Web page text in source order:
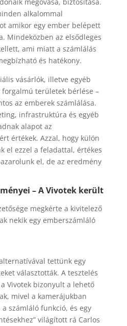
megóvása, biztosítása.
alkalommal
amikor egy ember belépett
Mindeközben az elsődleges
ami miatt a számlálás
és hatékony.
vásárlók, illetve egyéb
területek bérlése –
az emberek számlálása.
infrastruktúra és egyéb
alapot az
értékek. Azzal, hogy külön
el ezzel a feladattal, értékes
el, de az eredmény
– A Vivotek került
megkérte a kivitelező
nekik egy emberszámláló
tettünk egy
választották. A tesztelés
Vivotek bizonyult a lehető
mivel a kamerájukban
számláló funkció, és egy
világított rá Carlos